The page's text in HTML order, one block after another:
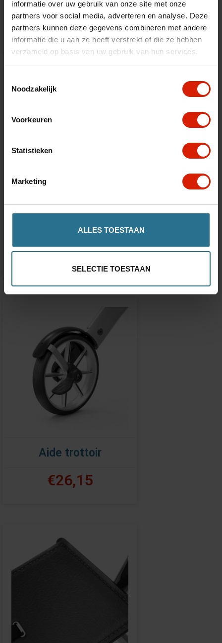
informatie over uw gebruik van onze site met onze
partners voor social media, adverteren en analyse. Deze
partners kunnen deze gegevens combineren met andere
informatie die u aan ze heeft verstrekt of die ze hebben
verzameld op basis van uw gebruik van hun services.
Noodzakelijk
Voorkeuren
Statistieken
Marketing
ALLES TOESTAAN
SELECTIE TOESTAAN
€399,00
Porte-Canne
€47,03
Aide trottoir
€26,15